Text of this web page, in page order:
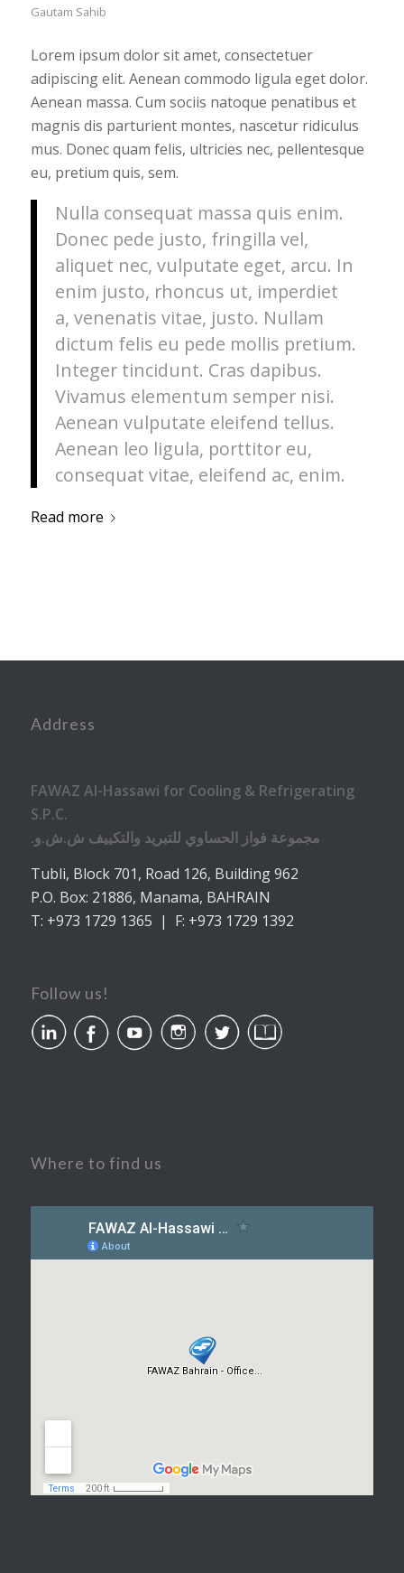
Gautam Sahib
Lorem ipsum dolor sit amet, consectetuer
adipiscing elit. Aenean commodo ligula eget dolor.
Aenean massa. Cum sociis natoque penatibus et
magnis dis parturient montes, nascetur ridiculus
mus. Donec quam felis, ultricies nec, pellentesque
eu, pretium quis, sem.
Nulla consequat massa quis enim.
Donec pede justo, fringilla vel,
aliquet nec, vulputate eget, arcu. In
enim justo, rhoncus ut, imperdiet
a, venenatis vitae, justo. Nullam
dictum felis eu pede mollis pretium.
Integer tincidunt. Cras dapibus.
Vivamus elementum semper nisi.
Aenean vulputate eleifend tellus.
Aenean leo ligula, porttitor eu,
consequat vitae, eleifend ac, enim.
Read more
Address
FAWAZ Al-Hassawi for Cooling & Refrigerating
S.P.C.
.مجموعة فواز الحساوي للتبريد والتكييف ش.ش.و
Tubli, Block 701, Road 126, Building 962
P.O. Box: 21886, Manama, BAHRAIN
T: +973 1729 1365 | F: +973 1729 1392
Follow us!
Where to find us